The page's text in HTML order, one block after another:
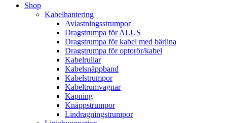
Shop
Kabelhantering
Avlastningsstrumpor
Dragstrumpa för ALUS
Dragstrumpa för kabel med bärlina
Dragstrumpa för optorör/kabel
Kabelrullar
Kabelsnäppband
Kabelstrumpor
Kabeltrumvagnar
Kapning
Knäppstrumpor
Lindragningstrumpor